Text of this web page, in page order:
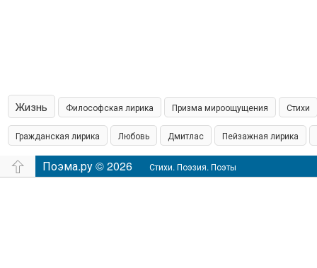
Жизнь Философская лирика Призма мироощущения Стихи
Гражданская лирика Любовь Дмитлас Пейзажная лирика
островская пишет Шамонин Сказки Юмор
Поэма.ру © 2026 Стихи. Поэзия. Поэты